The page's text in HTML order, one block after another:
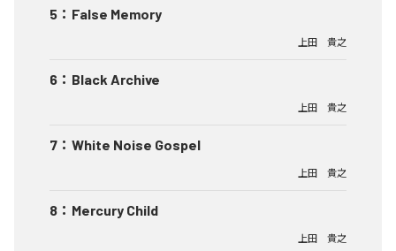
5 ： False Memory
上田 貴之
6 ： Black Archive
上田 貴之
7 ： White Noise Gospel
上田 貴之
8 ： Mercury Child
上田 貴之